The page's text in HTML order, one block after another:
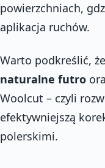
powierzchniach,
aplikacja ruchów.
Warto podkreślić,
naturalne futro
Woolcut – czyli
efektywniejszą
polerskimi.